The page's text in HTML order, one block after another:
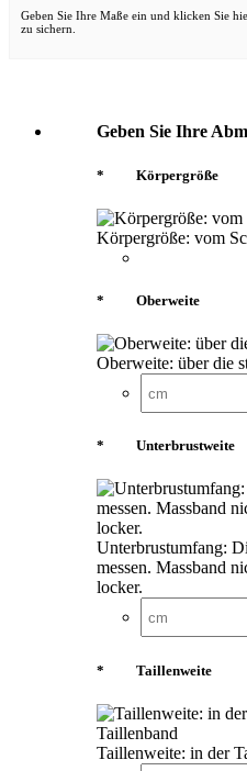
Geben Sie Ihre Maße ein und klicken Sie
zu sichern.
Geben Sie Ihre
* Körpergröße
Körpergröße: vom
* Oberweite
Oberweite: über die
* Unterbrustweite
Unterbrustumfang:
messen. Massband
locker.
* Taillenweite
Taillenweite: in der